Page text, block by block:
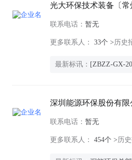
光大环保技术装备〔常
联系电话： 暂无
更多联系人： 33个 >历史
最新标讯： [ZBZZ-GX-
深圳能源环保股份有限
联系电话： 暂无
更多联系人： 454个 >历